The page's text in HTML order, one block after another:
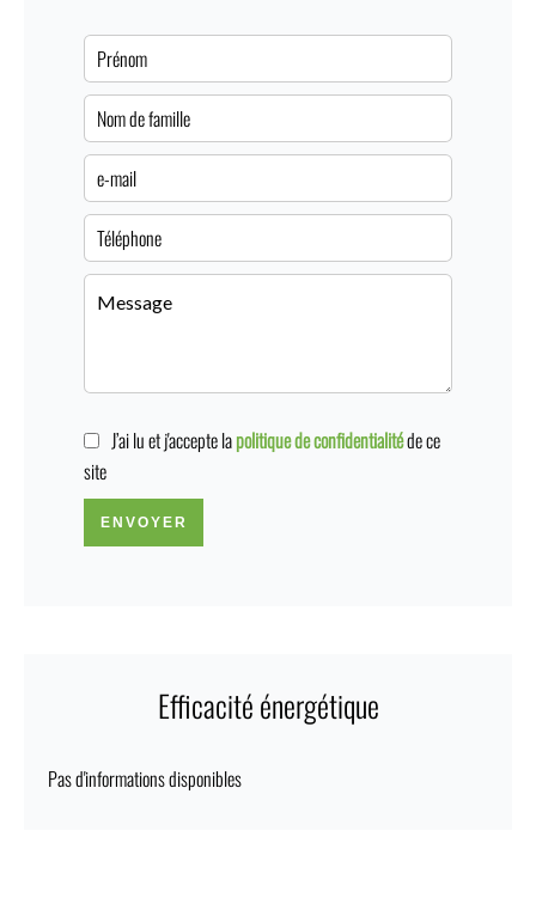
J’ai lu et j'accepte lapolitique de confidentialitéde ce
site
ENVOYER
Efficacité énergétique
Pas d'informations disponibles